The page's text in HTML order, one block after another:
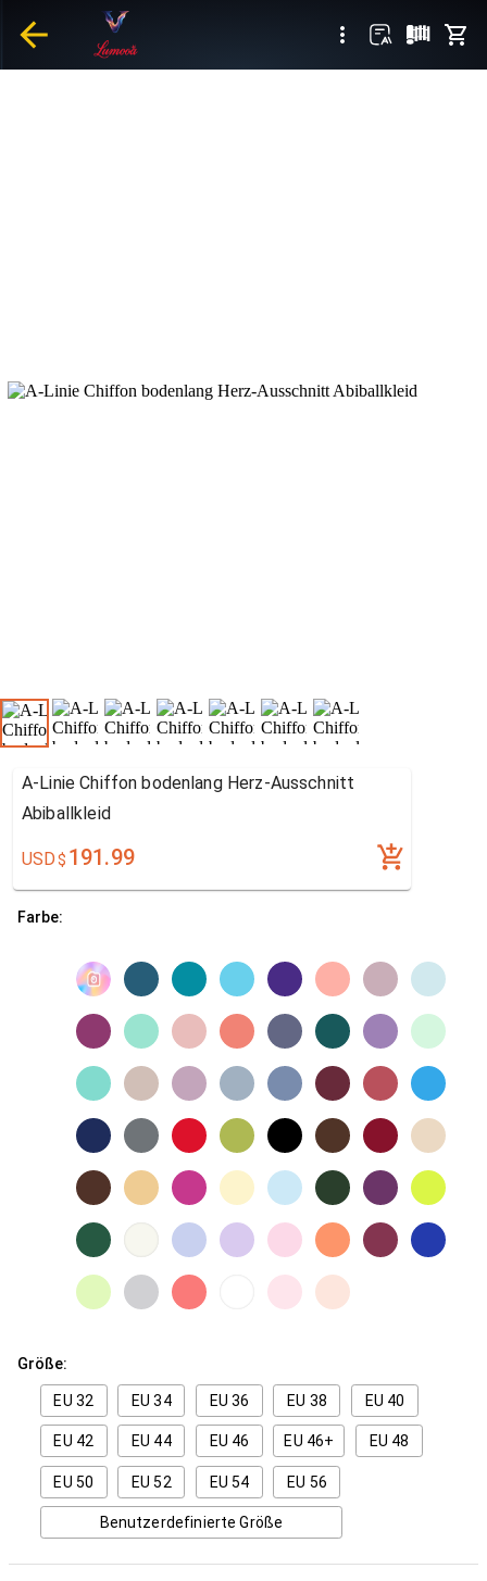
A-Linie Chiffon bodenlang Herz-Ausschnitt
Abiballkleid
USD$ 191.99
Farbe:
Größe:
EU 32 EU 34 EU 36 EU 38 EU 40
EU 42 EU 44 EU 46 EU 46+ EU 48
EU 50 EU 52 EU 54 EU 56
Benutzerdefinierte Größe